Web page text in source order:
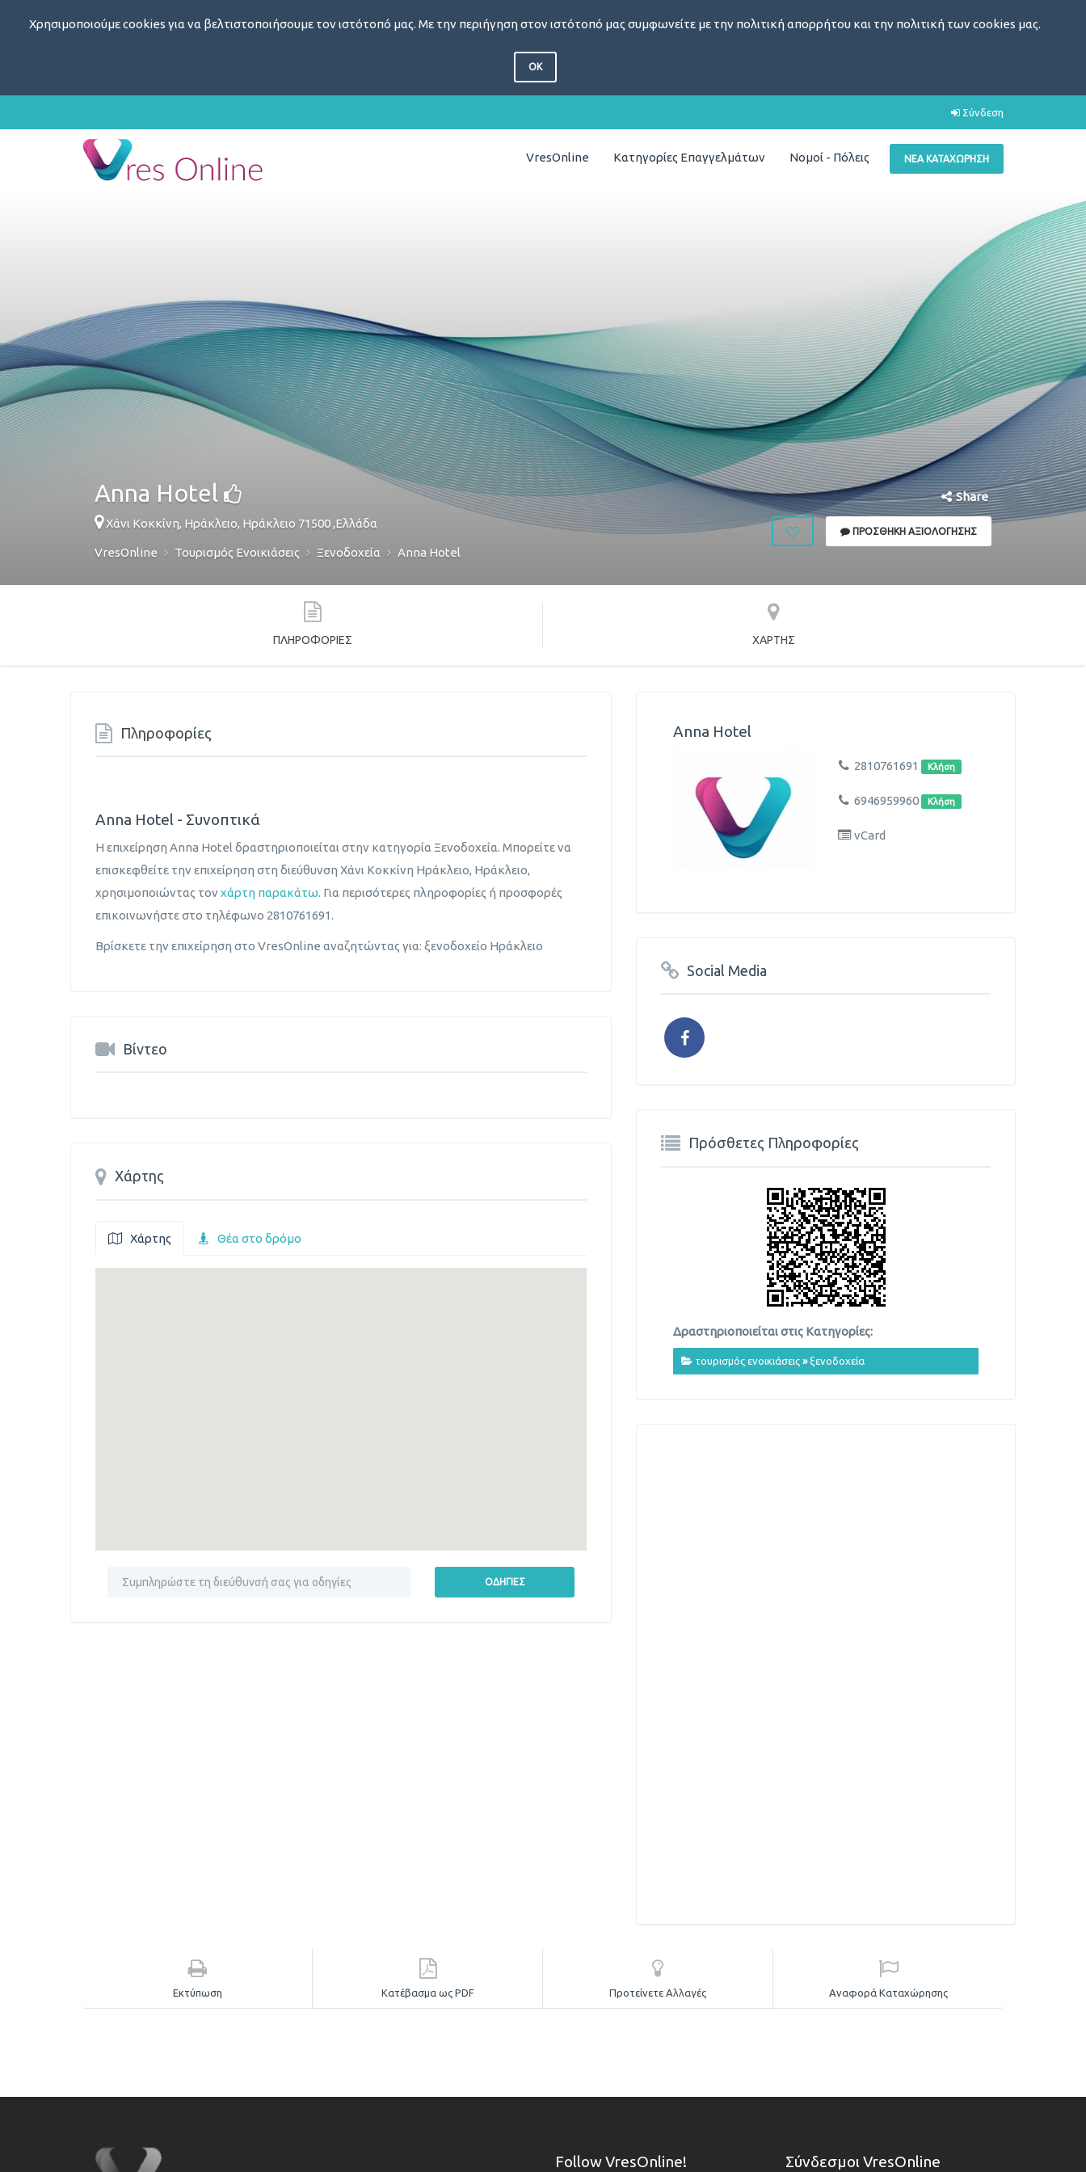
Χρησιμοποιούμε cookies για να βελτιστοποιήσουμε τον ιστότοπό μας. Με την περιήγηση στον ιστότοπό μας συμφωνείτε με την πολιτική απορρήτου και την πολιτική των cookies μας.
OK
Σύνδεση
ΝΈΑ ΚΑΤΑΧΏΡΗΣΗ
VresOnline Κατηγορίες Επαγγελμάτων Νομοί - Πόλεις
Αnna Hotel
Χάνι Κοκκίνη, Ηράκλειο, Ηράκλειο 71500,Ελλάδα
VresOnline Τουρισμός Ενοικιάσεις Ξενοδοχεία Αnna Hotel
Share
ΠΡΟΣΘΉΚΗ ΑΞΙΟΛΌΓΗΣΗΣ
ΠΛΗΡΟΦΟΡΊΕΣ ΧΆΡΤΗΣ
Πληροφορίες
Αnna Hotel - Συνοπτικά
Η επιχείρηση Αnna Hotel δραστηριοποιείται στην κατηγορία Ξενοδοχεία. Μπορείτε να
επισκεφθείτε την επιχείρηση στη διεύθυνση Χάνι Κοκκίνη Ηράκλειο, Ηράκλειο,
χρησιμοποιώντας τον χάρτη παρακάτω. Για περισότερες πληροφορίες ή προσφορές
επικοινωνήστε στο τηλέφωνο 2810761691.
Βρίσκετε την επιχείρηση στο VresOnline αναζητώντας για: ξενοδοχείο Ηράκλειο
Βίντεο
Χάρτης
Χάρτης Θέα στο δρόμο
Αnna Hotel
2810761691 Κλήση
6946959960 Κλήση
vCard
Social Media
Πρόσθετες Πληροφορίες
Δραστηριοποιείται στις Κατηγορίες:
τουρισμός ενοικιάσεις »ξενοδοχεία
Εκτύπωση Κατέβασμα ως PDF Προτείνετε Αλλαγές Αναφορά Καταχώρησης
Follow VresOnline! Σύνδεσμοι VresOnline